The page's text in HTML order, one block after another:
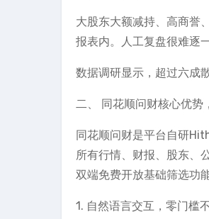
大股东大额减持、高商誉
报表内。人工复盘很难逐
数据调研显示，超过六成
二、 同花顺问财核心优势
同花顺问财是平台自研
所有行情、财报、股东、
双端免费开放基础筛选功
1. 自然语言交互，零门槛